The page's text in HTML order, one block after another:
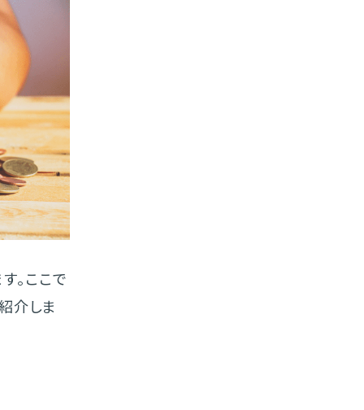
。ここで
介しま